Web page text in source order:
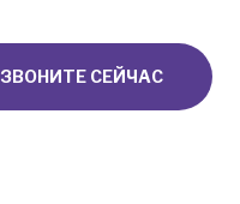
ЗВОНИТЕ СЕЙЧАС